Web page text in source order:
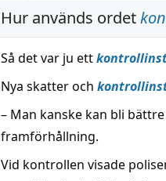
Hur används ordet
Så det var ju ett
Nya skatter och
– Man kanske kan bli
framförhållning.
Vid kontrollen visade